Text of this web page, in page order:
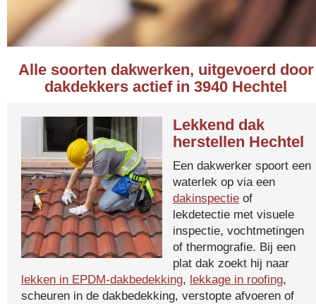
Alle soorten dakwerken, uitgevoerd door
dakdekkers actief in 3940 Hechtel
Lekkend dak
herstellen Hechtel
Een dakwerker spoort een
waterlek op via een
dakinspectie of
lekdetectie met visuele
inspectie, vochtmetingen
of thermografie. Bij een
plat dak zoekt hij naar
lekken in EPDM-dakbedekking, lekkage in roofing,
scheuren in de dakbedekking, verstopte afvoeren of